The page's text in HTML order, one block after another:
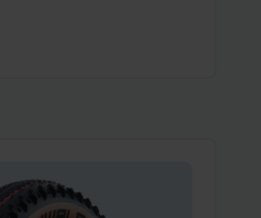
bei sehr gutem